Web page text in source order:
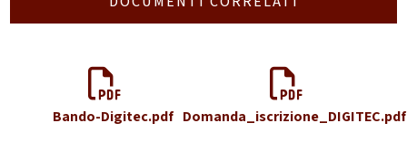
Bando-Digitec.pdf Domanda_iscrizione_DIGITEC.pdf